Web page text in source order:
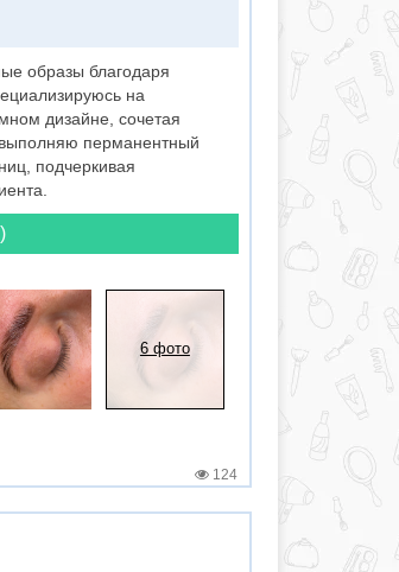
образы благодаря
на
дизайне, сочетая
перманентный
подчеркивая
6 фото
124